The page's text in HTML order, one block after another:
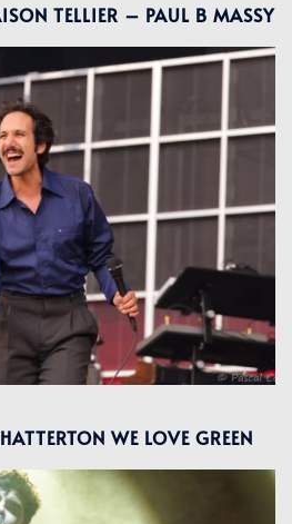
TELLIER – PAUL B MASSY
WE LOVE GREEN